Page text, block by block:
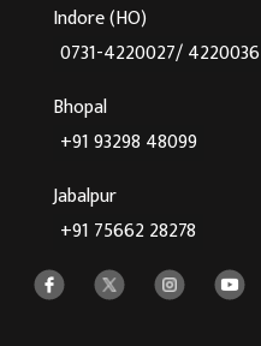
Indore (HO)
0731-4220027/ 4220036
Bhopal
+91 93298 48099
Jabalpur
+91 75662 28278